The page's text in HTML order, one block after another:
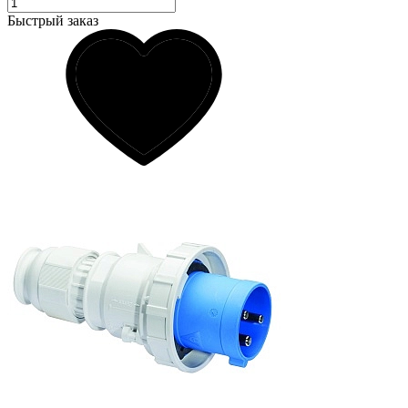
Быстрый заказ